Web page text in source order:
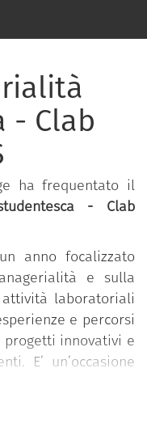
- Clab
ha frequentato il
- Clab
anno focalizzato
e sulla
laboratoriali
e percorsi
innovativi e
E’ un’occasione
formativi innovativi
manageriali e